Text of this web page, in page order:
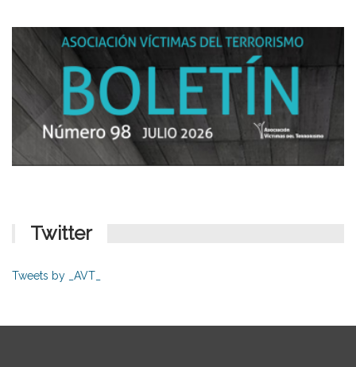
Twitter
Tweets by _AVT_